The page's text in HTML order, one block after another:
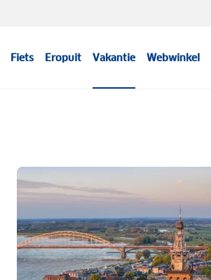
Fiets Eropuit Vakantie Webwinkel